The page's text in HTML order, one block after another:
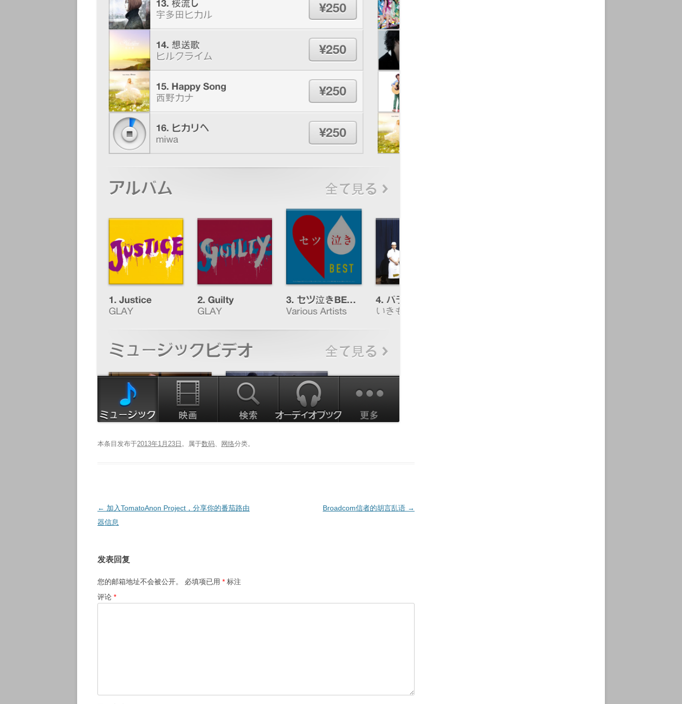
本条目发布于2013年1月23日 。属于数码 网络分类。
文
章
← 加入TomatoAnon Project，分享你的番茄路由
器信息
Broadcom信者的胡言乱语 →
发表回复
您的邮箱地址不会被公开。 必填项已用 * 标注
评论 *